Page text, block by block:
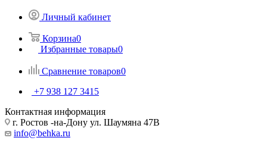
Личный кабинет
Корзина0
Избранные товары0
Сравнение товаров0
+7 938 127 3415
Контактная информация
г. Ростов -на-Дону ул. Шаумяна 47В
info@behka.ru